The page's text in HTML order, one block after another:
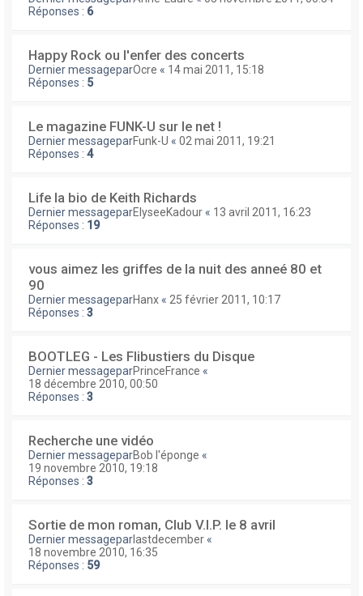
Réponses : 6
Happy Rock ou l'enfer des concerts
Dernier messageparOcre « 14 mai 2011, 15:18
Réponses : 5
Le magazine FUNK-U sur le net !
Dernier messageparFunk-U « 02 mai 2011, 19:21
Réponses : 4
Life la bio de Keith Richards
Dernier messageparElyseeKadour « 13 avril 2011, 16:23
Réponses : 19
vous aimez les griffes de la nuit des anneé 80 et
90
Dernier messageparHanx « 25 février 2011, 10:17
Réponses : 3
BOOTLEG - Les Flibustiers du Disque
Dernier messageparPrinceFrance «
18 décembre 2010, 00:50
Réponses : 3
Recherche une vidéo
Dernier messageparBob l'éponge «
19 novembre 2010, 19:18
Réponses : 3
Sortie de mon roman, Club V.I.P. le 8 avril
Dernier messageparlastdecember «
18 novembre 2010, 16:35
Réponses : 59